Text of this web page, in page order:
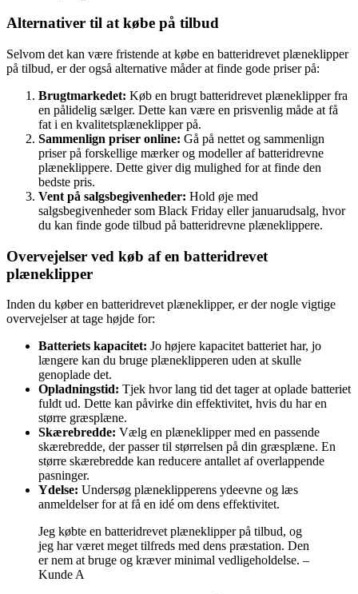
Alternativer til at købe på tilbud
Selvom det kan være fristende at købe en batteridrevet plæneklipper
på tilbud, er der også alternative måder at finde gode priser på:
Brugtmarkedet: Køb en brugt batteridrevet plæneklipper fra
en pålidelig sælger. Dette kan være en prisvenlig måde at få
fat i en kvalitetsplæneklipper på.
Sammenlign priser online: Gå på nettet og sammenlign
priser på forskellige mærker og modeller af batteridrevne
plæneklippere. Dette giver dig mulighed for at finde den
bedste pris.
Vent på salgsbegivenheder: Hold øje med
salgsbegivenheder som Black Friday eller januarudsalg, hvor
du kan finde gode tilbud på batteridrevne plæneklippere.
Overvejelser ved køb af en batteridrevet
plæneklipper
Inden du køber en batteridrevet plæneklipper, er der nogle vigtige
overvejelser at tage højde for:
Batteriets kapacitet: Jo højere kapacitet batteriet har, jo
længere kan du bruge plæneklipperen uden at skulle
genoplade det.
Opladningstid: Tjek hvor lang tid det tager at oplade batteriet
fuldt ud. Dette kan påvirke din effektivitet, hvis du har en
større græsplæne.
Skærebredde: Vælg en plæneklipper med en passende
skærebredde, der passer til størrelsen på din græsplæne. En
større skærebredde kan reducere antallet af overlappende
pasninger.
Ydelse: Undersøg plæneklipperens ydeevne og læs
anmeldelser for at få en idé om dens effektivitet.
Jeg købte en batteridrevet plæneklipper på tilbud, og
jeg har været meget tilfreds med dens præstation. Den
er nem at bruge og kræver minimal vedligeholdelse. –
Kunde A